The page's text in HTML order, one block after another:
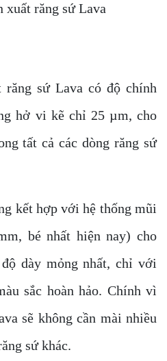
xuất răng sứ Lava
răng sứ Lava có độ chính
hở vi kẽ chỉ 25 µm, cho
tất cả các dòng răng sứ
kết hợp với hệ thống mũi
bé nhất hiện nay) cho
dày mỏng nhất, chỉ với
sắc hoàn hảo. Chính vì
sẽ không cần mài nhiều
sứ khác.